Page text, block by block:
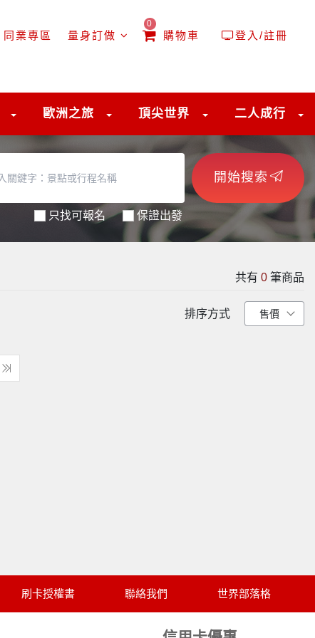
同業專區 量身訂做 購物車
0
登入/註冊
歐洲之旅 頂尖世界 二人成行
只找可報名 保證出發
開始搜索
共有 0 筆商品
排序方式
刷卡授權書 聯絡我們 世界部落格